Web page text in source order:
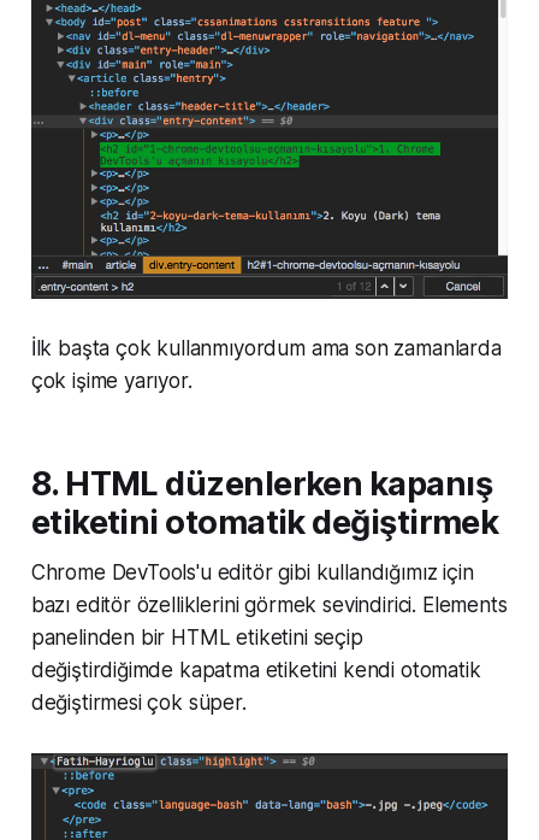
İlk başta çok kullanmıyordum ama son zamanlarda
çok işime yarıyor.
8. HTML düzenlerken kapanış
etiketini otomatik değiştirmek
Chrome DevTools'u editör gibi kullandığımız için
bazı editör özelliklerini görmek sevindirici. Elements
panelinden bir HTML etiketini seçip
değiştirdiğimde kapatma etiketini kendi otomatik
değiştirmesi çok süper.